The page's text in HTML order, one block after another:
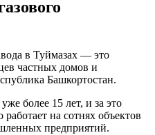
в Туймазах — это
частных домов и
Башкортостан.
более 15 лет, и за это
на сотнях объектов
предприятий.